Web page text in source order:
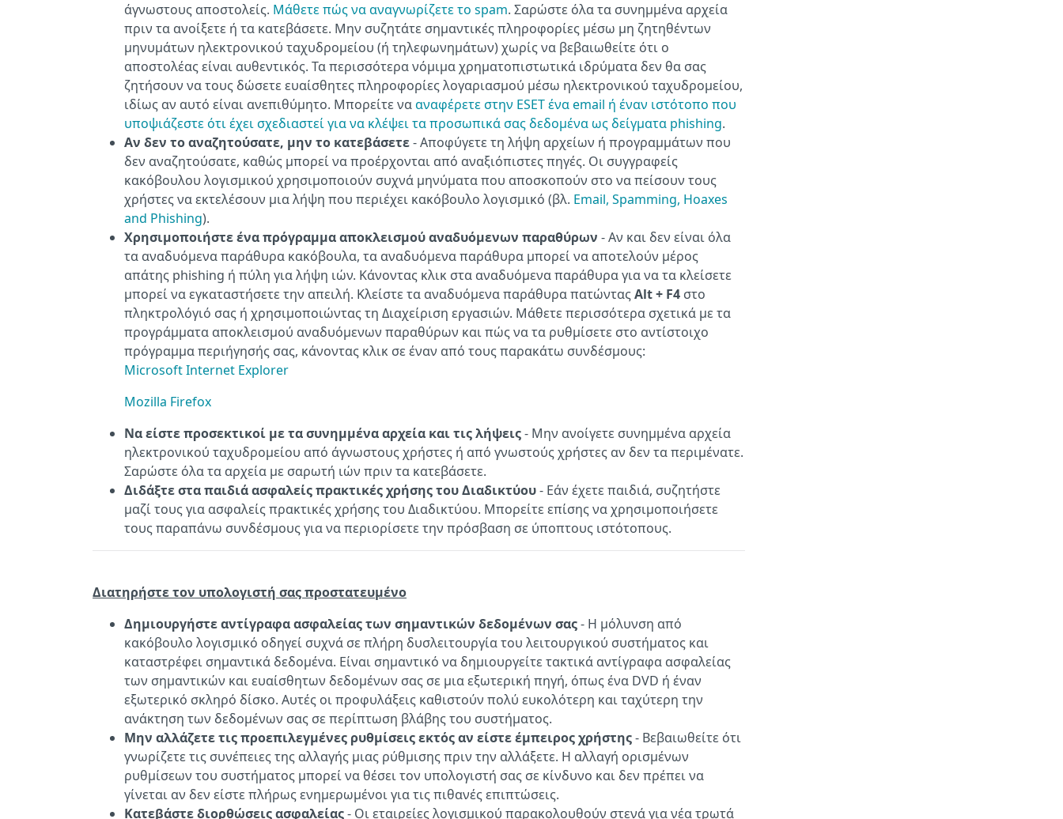
άγνωστους αποστολείς. Μάθετε πώς να αναγνωρίζετε το spam. Σαρώστε όλα τα συνημμένα αρχεία
πριν τα ανοίξετε ή τα κατεβάσετε. Μην συζητάτε σημαντικές πληροφορίες μέσω μη ζητηθέντων
μηνυμάτων ηλεκτρονικού ταχυδρομείου (ή τηλεφωνημάτων) χωρίς να βεβαιωθείτε ότι ο
αποστολέας είναι αυθεντικός. Τα περισσότερα νόμιμα χρηματοπιστωτικά ιδρύματα δεν θα σας
ζητήσουν να τους δώσετε ευαίσθητες πληροφορίες λογαριασμού μέσω ηλεκτρονικού ταχυδρομείου,
ιδίως αν αυτό είναι ανεπιθύμητο. Μπορείτε νααναφέρετε στην ESET ένα email ή έναν ιστότοπο που
υποψιάζεστε ότι έχει σχεδιαστεί για να κλέψει τα προσωπικά σας δεδομένα ως δείγματα phishing.
Αν δεν το αναζητούσατε, μην το κατεβάσετε- Αποφύγετε τη λήψη αρχείων ή προγραμμάτων που
δεν αναζητούσατε, καθώς μπορεί να προέρχονται από αναξιόπιστες πηγές. Οι συγγραφείς
κακόβουλου λογισμικού χρησιμοποιούν συχνά μηνύματα που αποσκοπούν στο να πείσουν τους
χρήστες να εκτελέσουν μια λήψη που περιέχει κακόβουλο λογισμικό (βλ. Email, Spamming, Hoaxes
and Phishing).
Χρησιμοποιήστε ένα πρόγραμμα αποκλεισμού αναδυόμενων παραθύρων - Αν και δεν είναι όλα
τα αναδυόμενα παράθυρα κακόβουλα, τα αναδυόμενα παράθυρα μπορεί να αποτελούν μέρος
απάτης phishing ή πύλη για λήψη ιών. Κάνοντας κλικ στα αναδυόμενα παράθυρα για να τα κλείσετε
μπορεί να εγκαταστήσετε την απειλή. Κλείστε τα αναδυόμενα παράθυρα πατώνταςAlt + F4 στο
πληκτρολόγιό σας ή χρησιμοποιώντας τη Διαχείριση εργασιών. Μάθετε περισσότερα σχετικά με τα
προγράμματα αποκλεισμού αναδυόμενων παραθύρων και πώς να τα ρυθμίσετε στο αντίστοιχο
πρόγραμμα περιήγησής σας, κάνοντας κλικ σε έναν από τους παρακάτω συνδέσμους:
Microsoft Internet Explorer
Mozilla Firefox
Να είστε προσεκτικοί με τα συνημμένα αρχεία και τις λήψεις- Μην ανοίγετε συνημμένα αρχεία
ηλεκτρονικού ταχυδρομείου από άγνωστους χρήστες ή από γνωστούς χρήστες αν δεν τα περιμένατε.
Σαρώστε όλα τα αρχεία με σαρωτή ιών πριν τα κατεβάσετε.
Διδάξτε στα παιδιά ασφαλείς πρακτικές χρήσης του Διαδικτύου- Εάν έχετε παιδιά, συζητήστε
μαζί τους για ασφαλείς πρακτικές χρήσης του Διαδικτύου. Μπορείτε επίσης να χρησιμοποιήσετε
τους παραπάνω συνδέσμους για να περιορίσετε την πρόσβαση σε ύποπτους ιστότοπους.
Διατηρήστε τον υπολογιστή σας προστατευμένο
Δημιουργήστε αντίγραφα ασφαλείας των σημαντικών δεδομένων σας- Η μόλυνση από
κακόβουλο λογισμικό οδηγεί συχνά σε πλήρη δυσλειτουργία του λειτουργικού συστήματος και
καταστρέφει σημαντικά δεδομένα. Είναι σημαντικό να δημιουργείτε τακτικά αντίγραφα ασφαλείας
των σημαντικών και ευαίσθητων δεδομένων σας σε μια εξωτερική πηγή, όπως ένα DVD ή έναν
εξωτερικό σκληρό δίσκο. Αυτές οι προφυλάξεις καθιστούν πολύ ευκολότερη και ταχύτερη την
ανάκτηση των δεδομένων σας σε περίπτωση βλάβης του συστήματος.
Μην αλλάζετε τις προεπιλεγμένες ρυθμίσεις εκτός αν είστε έμπειρος χρήστης- Βεβαιωθείτε ότι
γνωρίζετε τις συνέπειες της αλλαγής μιας ρύθμισης πριν την αλλάξετε. Η αλλαγή ορισμένων
ρυθμίσεων του συστήματος μπορεί να θέσει τον υπολογιστή σας σε κίνδυνο και δεν πρέπει να
γίνεται αν δεν είστε πλήρως ενημερωμένοι για τις πιθανές επιπτώσεις.
Κατεβάστε διορθώσεις ασφαλείας- Οι εταιρείες λογισμικού παρακολουθούν στενά για νέα τρωτά